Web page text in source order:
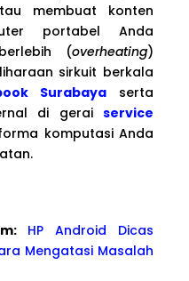
membuat konten
portabel Anda
(overheating)
sirkuit berkala
Surabaya serta
di gerai service
komputasi Anda
HP Android Dicas
Mengatasi Masalah